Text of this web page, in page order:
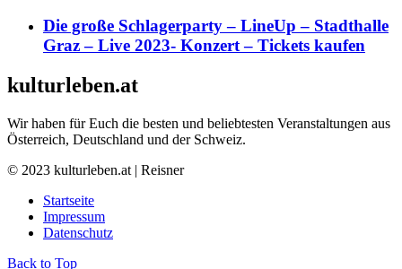
Die große Schlagerparty – LineUp – Stadthalle
Graz – Live 2023- Konzert – Tickets kaufen
kulturleben.at
Wir haben für Euch die besten und beliebtesten Veranstaltungen aus
Österreich, Deutschland und der Schweiz.
© 2023 kulturleben.at | Reisner
Startseite
Impressum
Datenschutz
Back to Top